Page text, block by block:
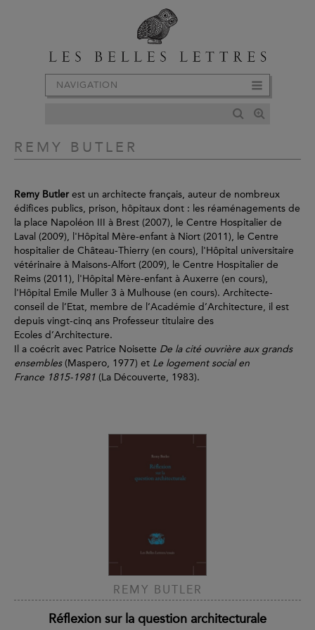
NAVIGATION
REMY BUTLER
Remy Butlerest un architecte français, auteur de nombreux
édifices publics, prison, hôpitaux dont : les réaménagements de
la place Napoléon III à Brest (2007), le Centre Hospitalier de
Laval (2009), l'Hôpital Mère-enfant à Niort (2011), le Centre
hospitalier de Château-Thierry (en cours), l'Hôpital universitaire
vétérinaire à Maisons-Alfort (2009), le Centre Hospitalier de
Reims (2011), l'Hôpital Mère-enfant à Auxerre (en cours),
l'Hôpital Emile Muller 3 à Mulhouse (en cours). Architecte-
conseil de l’Etat, membre de l’Académie d’Architecture, il est
depuis vingt-cinq ans Professeur titulaire des
Ecoles d’Architecture.
Il a coécrit avec Patrice Noisette De la cité ouvrière aux grands
ensembles(Maspero, 1977) et Le logement social en
France 1815-1981 (La Découverte, 1983).
REMY BUTLER
Réflexion sur la question architecturale